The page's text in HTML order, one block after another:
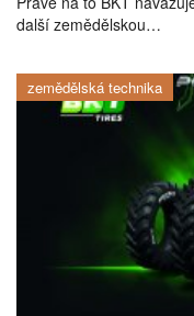
další zemědělskou…
zemědělská technika